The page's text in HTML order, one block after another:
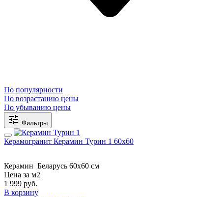
По популярности
По возрастанию цены
По убыванию цены
Фильтры
Керамогранит Керамин Турин 1 60x60
Керамин Беларусь 60x60 см
Цена за м2
1 999 руб.
В корзину